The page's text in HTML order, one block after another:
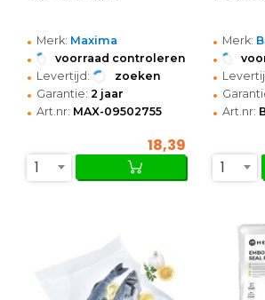
• Merk: Maxima
• voorraad controleren
• Levertijd: zoeken
• Garantie: 2 jaar
• Art.nr: MAX-09502755
18,39
1
• Merk:
•
•
•
• Art.nr:
1